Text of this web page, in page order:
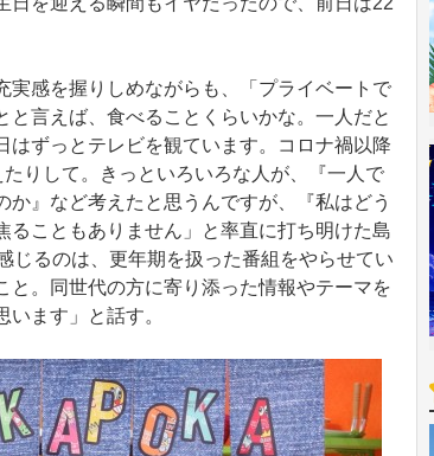
感を握りしめながらも、「プライベートで
言えば、食べることくらいかな。一人だと
ずっとテレビを観ています。コロナ禍以降
りして。きっといろいろな人が、『一人で
』など考えたと思うんですが、『私はどう
こともありません」と率直に打ち明けた島
じるのは、更年期を扱った番組をやらせてい
。同世代の方に寄り添った情報やテーマを
ます」と話す。